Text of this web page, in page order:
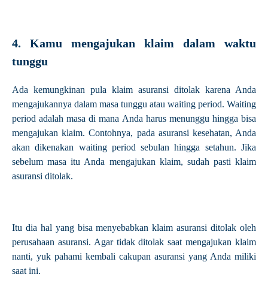
4. Kamu mengajukan klaim dalam waktu
tunggu
Ada kemungkinan pula klaim asuransi ditolak karena Anda
mengajukannya dalam masa tunggu atau waiting period. Waiting
period adalah masa di mana Anda harus menunggu hingga bisa
mengajukan klaim. Contohnya, pada asuransi kesehatan, Anda
akan dikenakan waiting period sebulan hingga setahun. Jika
sebelum masa itu Anda mengajukan klaim, sudah pasti klaim
asuransi ditolak.
Itu dia hal yang bisa menyebabkan klaim asuransi ditolak oleh
perusahaan asuransi. Agar tidak ditolak saat mengajukan klaim
nanti, yuk pahami kembali cakupan asuransi yang Anda miliki
saat ini.